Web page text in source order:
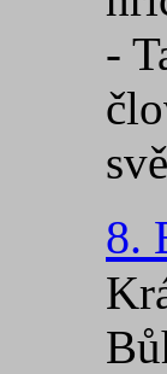
-
8.